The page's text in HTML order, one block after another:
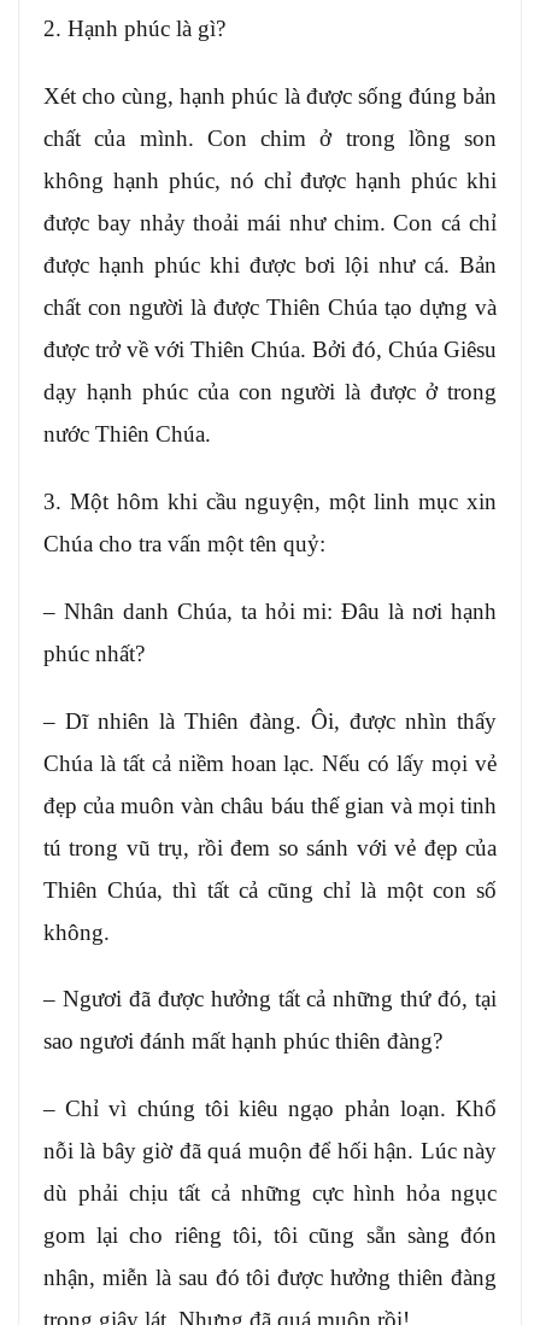
2. Hạnh phúc là gì?
Xét cho cùng, hạnh phúc là được sống đúng bản
chất của mình. Con chim ở trong lồng son
không hạnh phúc, nó chỉ được hạnh phúc khi
được bay nhảy thoải mái như chim. Con cá chỉ
được hạnh phúc khi được bơi lội như cá. Bản
chất con người là được Thiên Chúa tạo dựng và
được trở về với Thiên Chúa. Bởi đó, Chúa Giêsu
dạy hạnh phúc của con người là được ở trong
nước Thiên Chúa.
3. Một hôm khi cầu nguyện, một linh mục xin
Chúa cho tra vấn một tên quỷ:
– Nhân danh Chúa, ta hỏi mi: Đâu là nơi hạnh
phúc nhất?
– Dĩ nhiên là Thiên đàng. Ôi, được nhìn thấy
Chúa là tất cả niềm hoan lạc. Nếu có lấy mọi vẻ
đẹp của muôn vàn châu báu thế gian và mọi tinh
tú trong vũ trụ, rồi đem so sánh với vẻ đẹp của
Thiên Chúa, thì tất cả cũng chỉ là một con số
không.
– Ngươi đã được hưởng tất cả những thứ đó, tại
sao ngươi đánh mất hạnh phúc thiên đàng?
– Chỉ vì chúng tôi kiêu ngạo phản loạn. Khổ
nỗi là bây giờ đã quá muộn để hối hận. Lúc này
dù phải chịu tất cả những cực hình hỏa ngục
gom lại cho riêng tôi, tôi cũng sẵn sàng đón
nhận, miễn là sau đó tôi được hưởng thiên đàng
trong giây lát. Nhưng đã quá muộn rồi!